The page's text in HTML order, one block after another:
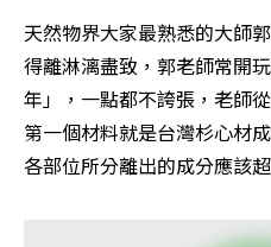
天然物界大家最熟悉的大師
得離淋漓盡致，郭老師常開
年」，一點都不誇張，老師
第一個材料就是台灣杉心材
各部位所分離出的成分應該